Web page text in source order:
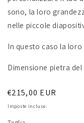
sono, la loro
nelle piccole
In questo caso la loro
Dimensione pietra
Prezzo
di
€215,00 EUR
Imposte incluse.